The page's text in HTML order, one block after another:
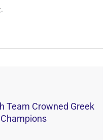
Team Crowned Greek